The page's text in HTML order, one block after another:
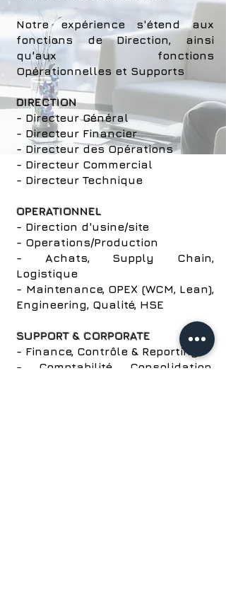
Notre expérience s'étend aux
fonctions de Direction, ainsi
qu'aux fonctions
Opérationnelles et Supports
DIRECTION
- Directeur Général
- Directeur Financier
- Directeur des Opérations
- Directeur Commercial
- Directeur Technique
OPERATIONNEL
- Direction d'usine/site
- Operations/Production
- Achats, Supply Chain,
Logistique
- Maintenance, OPEX (WCM, Lean),
Engineering, Qualité, HSE
SUPPORT & CORPORATE
- Finance, Contrôle & Reporting
- Comptabilité, Consolidation,